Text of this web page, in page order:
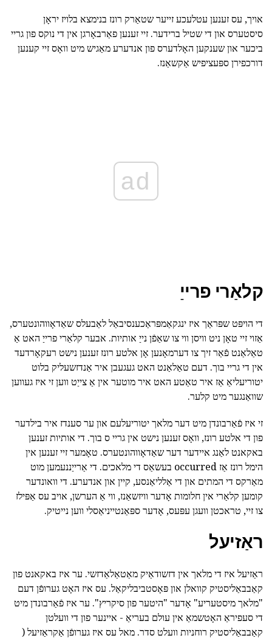
אויך, עס זענען עטלעכע זייער שטאַרק רונז בנימצא בלויז יראָן
סיסטערס און די שטיל ברידער. זיי זענען פאַרבאָרגן אין די נוקס פון גריי
ביכער און שענקען האָלדערס פון אנדערע מאַגיש מיט וואָס זיי קענען
דורכפירן ספּעציפיש אַקשאַנז.
ad
קלאַרי פרייַ
די הויפּט שפּראַך איז ינגקאַמפּראַכענסיבאַל לאַבעלס שאַדאָווהונטערס,
אַזוי זיי טאָן ניט וויסן ווי צו שאַפֿן נייַ אותיות. אבער קלאַרי פרייַ האט אַ
טאַלאַנט פֿאַר זיך צו דערמאָנען אָן אלטע רונז זענען נישט רעקאָרדעד
אין די גריי בוך. דעם טאַלאַנט האט געגעבן איר אַנדזשעליק בלוט
יטוריעליאַ אַז איר טאַטע האט איר מוטער אין אַ צייַט ווען זי איז געווען
שוואַנגער מיט קלער.
זי איז פֿאַרבונדן מיט דער מלאך יטוריעלעם און ער סענדז איר בילדער
פון די אלטע רונז, וואָס זענען נישט אין גריי ס בוך. די אותיות זענען
באקאנט לאַנג איידער דער שאַדאָווהונטערס. טאָמער זיי זענען אין
הימל רונז אַז occurred בעשאַס די מלאכים. די אַרייַננעמען מוט
מאַרקס די המתים און די אַלליאַנסע, קיין און אנדערע. די וואונדער
קומען קלאַרי אין חלומות אָדער וויזשאַנז, ווי אַ הערשן, אויב עס אַפּילז
צו זיי, טראכטן וועגן עפּעס, אָדער ספּאַנטייניאַסלי ווען נייטיק.
ראַזיעל
ראַזיעל איז די מלאך אין דזשודאַיק מאַטאַלאַדזשי. ער איז באקאנט פון
קאַבבאַליסטיק קוואלן און פּאָסטביבליקאַל. עס איז האָט גערופֿן דעם
"מלאך מיסטעריע" אָדער "היטער פון סיקריץ". ער איז פֿאַרבונדן מיט
די סעפיראַ האָטשמאַ אין עולם בעריאַ - איינער פון די וועלטן
קאַבבאַליסטיק רוחניות וועלט סדר. מאל עס איז גערופֿן אַקראַזיעל (